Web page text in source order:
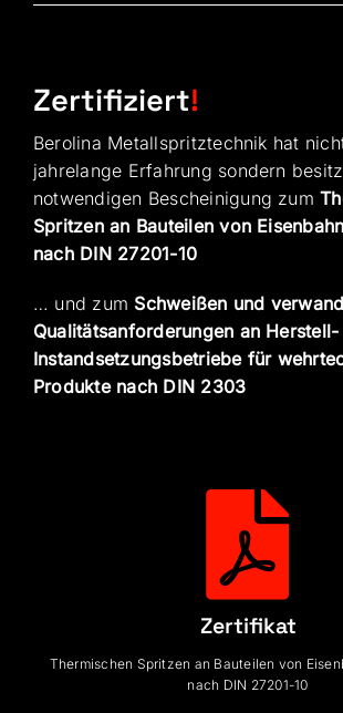
Zertifiziert!
Berolina Metallspritztechnik hat
jahrelange Erfahrung sondern
notwendigen Bescheinigung zum
Spritzen an Bauteilen von
nach DIN 27201-10
… und zum Schweißen und
Qualitätsanforderungen an
Instandsetzungsbetriebe für
Produkte nach DIN 2303
Zertifikat
Thermischen Spritzen an Bauteilen von
nach DIN 27201-10